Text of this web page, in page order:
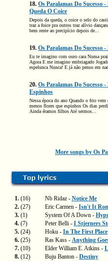
18. Os Paralamas Do Sucesso
Queda O Coice
Depois da queda, o coice o selo do
traz a foice pra outros traz alívio
bem rente ao precipício depois de...
19. Os Paralamas Do Sucesso
Eu te imagino com ouro cara Numa
Agora E me imagino embriagado
espelunca Nunca! E já não penso em
20. Os Paralamas Do Sucesso -
Espinhos
Nessa época do ano Quando o frio vem
menos flores que espinhos Os dias
Ainda éramos filhos Até sermos...
More songs by Os
1. (16) Nb Ridaz - Notice Me
2. (27) Eric Carmen - Isn't It
3. (1) System Of A Down -
4. (7) Peter Belli - I Stjerners
5. (24) Hoku - In The First Place
6. (25) Ras Kass - Anything
7. (10) Elder William E. Atkins -
8. (12) Buju Banton - Destiny